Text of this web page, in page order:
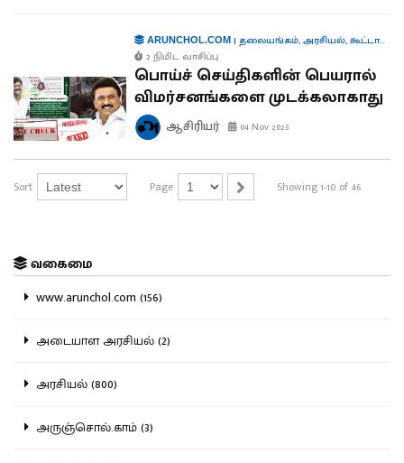
ARUNCHOL.COM| தலையங்கம்,அரசியல்,கூட்டாட்சி
2 நிமிட வாசிப்பு
பொய்ச் செய்திகளின் பெயரால்
விமர்சனங்களை முடக்கலாகாது
ஆசிரியர் 04 Nov 2023
Sort Page Showing 1-10 of 46
வகைமை
www.arunchol.com (156)
அடையாள அரசியல் (2)
அரசியல் (800)
அருஞ்சொல்.காம் (3)